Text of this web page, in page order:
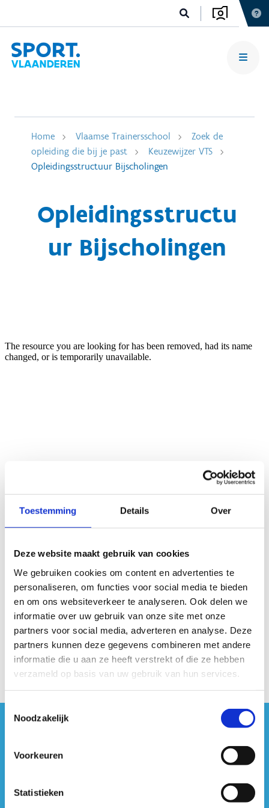
Toestemming Details Over
Deze website maakt gebruik van cookies
We gebruiken cookies om content en advertenties te
personaliseren, om functies voor social media te bieden
en om ons websiteverkeer te analyseren. Ook delen we
informatie over uw gebruik van onze site met onze
partners voor social media, adverteren en analyse. Deze
partners kunnen deze gegevens combineren met andere
informatie die u aan ze heeft verstrekt of die ze hebben
verzameld op basis van uw gebruik van hun services.
Toestemmingsselectie
Noodzakelijk
Voorkeuren
Statistieken
Home Vlaamse Trainersschool
Zoek de
opleiding die bij je past
Keuzewijzer VTS
Opleidingsstructuur Bijscholingen
Opleidingsstructu
ur Bijscholingen